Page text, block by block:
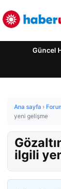
Güncel
Ana sayfa ›
yeni gelişme
ilgili